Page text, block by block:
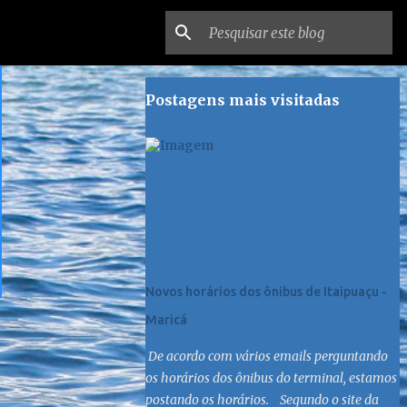
Postagens mais visitadas
Novos horários dos ônibus de Itaipuaçu -
Maricá
De acordo com vários emails perguntando
os horários dos ônibus do terminal, estamos
postando os horários. Segundo o site da